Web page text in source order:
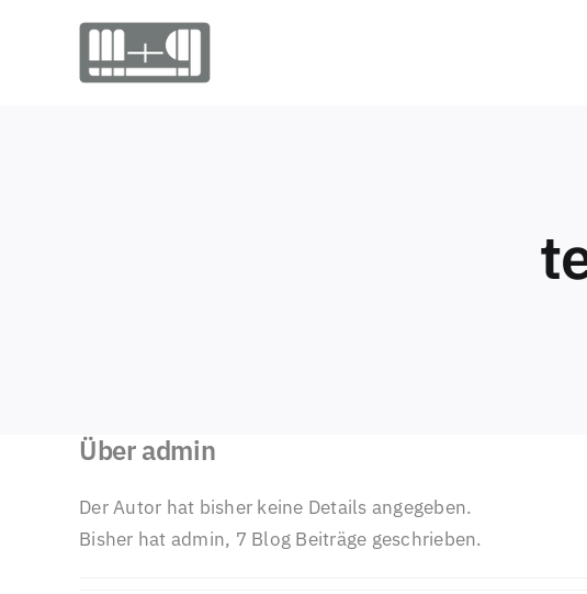
Überadmin
Der Autor hat bisher keine Details angegeben.
Bisher hat admin, 7 Blog Beiträge geschrieben.